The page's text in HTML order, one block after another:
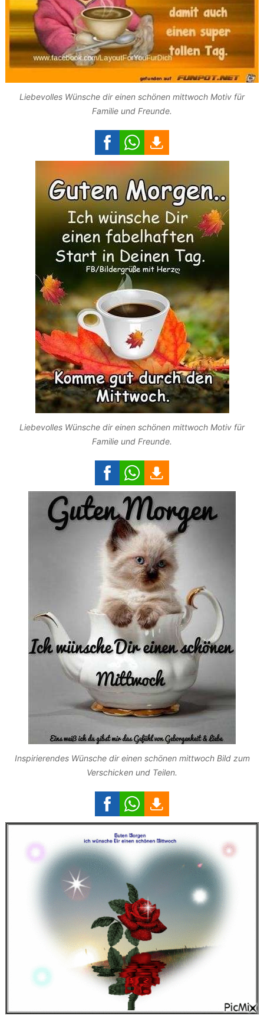
Liebevolles Wünsche dir einen schönen mittwoch Motiv für
Familie und Freunde.
Liebevolles Wünsche dir einen schönen mittwoch Motiv für
Familie und Freunde.
Inspirierendes Wünsche dir einen schönen mittwoch Bild zum
Verschicken und Teilen.